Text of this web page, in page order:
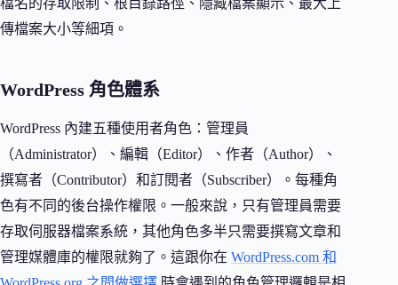
檔名的存取限制、根目錄路徑、隱藏檔案顯示、最大上
傳檔案大小等細項。
WordPress 角色體系
WordPress 內建五種使用者角色：管理員
（Administrator）、編輯（Editor）、作者（Author）、
撰寫者（Contributor）和訂閱者（Subscriber）。每種角
色有不同的後台操作權限。一般來說，只有管理員需要
存取伺服器檔案系統，其他角色多半只需要撰寫文章和
管理媒體庫的權限就夠了。這跟你在 WordPress.com 和